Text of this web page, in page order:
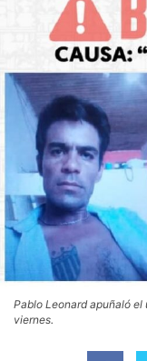
Pablo Leonard apuñaló el
viernes.